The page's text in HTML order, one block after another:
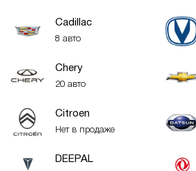
Cadillac
8 авто
Chery
20 авто
Citroen
Нет в продаже
DEEPAL